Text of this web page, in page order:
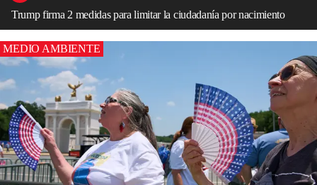
Trump firma 2 medidas para limitar la ciudadanía por nacimiento
MEDIO AMBIENTE